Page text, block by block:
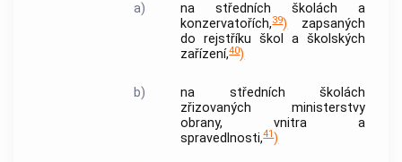
a)
na středních školách a
konzervatořích,39) zapsaných
do rejstříku škol a školských
zařízení,40)
b)
na středních školách
zřizovaných ministerstvy
obrany, vnitra a
spravedlnosti,41)